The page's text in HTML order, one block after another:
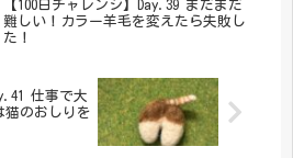
【100日チャレンジ】Day.39 まだまだ
難しい！カラー羊毛を変えたら失敗し
た！
仕事で大
猫のおしりを